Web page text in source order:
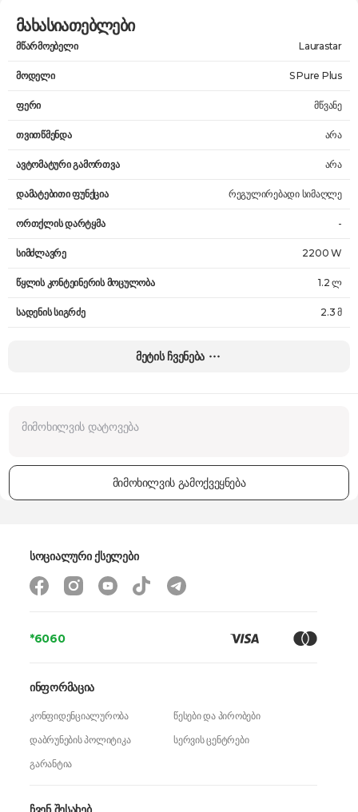
მახასიათებლები
მწარმოებელი Laurastar
მოდელი S Pure Plus
ფერი მწვანე
თვითწმენდა არა
ავტომატური გამორთვა არა
დამატებითი ფუნქცია რეგულირებადი სიმაღლე
ორთქლის დარტყმა -
სიმძლავრე 2200 W
წყლის კონტეინერის მოცულობა 1.2 ლ
სადენის სიგრძე 2.3 მ
მეტის ჩვენება
მიმოხილვის გამოქვეყნება
*6060
ინფორმაცია
კონფიდენციალურობა
წესები და პირობები
დაბრუნების პოლიტიკა
სერვის ცენტრები
გარანტია
სოციალური ქსელები